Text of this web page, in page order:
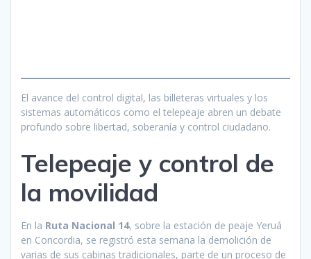
El avance del control digital, las billeteras virtuales y los
sistemas automáticos como el telepeaje abren un debate
profundo sobre libertad, soberanía y control ciudadano.
Telepeaje y control de
la movilidad
En la Ruta Nacional 14, sobre la estación de peaje Yeruá
en Concordia, se registró esta semana la demolición de
varias de sus cabinas tradicionales, parte de un proceso de